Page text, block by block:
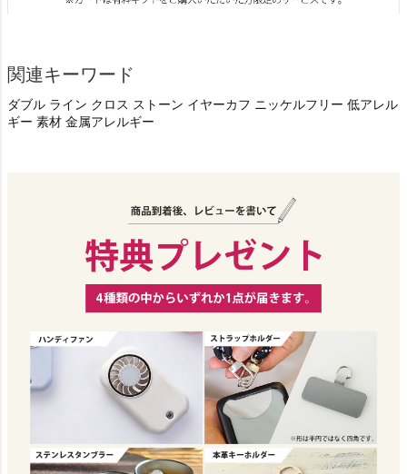
関連キーワード
ダブル ライン クロス ストーン イヤーカフ ニッケルフリー 低アレル
ギー 素材 金属アレルギー